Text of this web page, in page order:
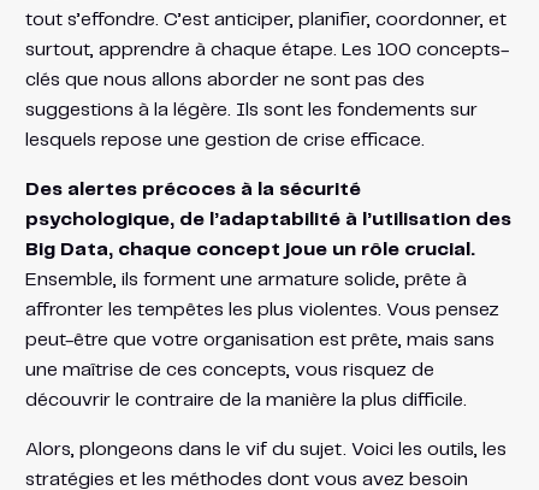
tout s’effondre. C’est anticiper, planifier, coordonner, et
surtout, apprendre à chaque étape. Les 100 concepts-
clés que nous allons aborder ne sont pas des
suggestions à la légère. Ils sont les fondements sur
lesquels repose une gestion de crise efficace.
Des alertes précoces à la sécurité
psychologique, de l’adaptabilité à l’utilisation des
Big Data, chaque concept joue un rôle crucial.
Ensemble, ils forment une armature solide, prête à
affronter les tempêtes les plus violentes. Vous pensez
peut-être que votre organisation est prête, mais sans
une maîtrise de ces concepts, vous risquez de
découvrir le contraire de la manière la plus difficile.
Alors, plongeons dans le vif du sujet. Voici les outils, les
stratégies et les méthodes dont vous avez besoin